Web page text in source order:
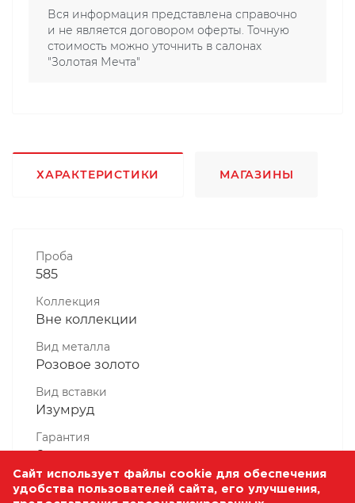
Вся информация представлена справочно
и не является договором оферты. Точную
стоимость можно уточнить в салонах
"Золотая Мечта"
ХАРАКТЕРИСТИКИ МАГАЗИНЫ
Проба
585
Коллекция
Вне коллекции
Вид металла
Розовое золото
Вид вставки
Изумруд
Гарантия
6 месяцев
Комплектность, шт
Сайт использует файлы cookie для обеспечения
удобства пользователей сайта, его улучшения,